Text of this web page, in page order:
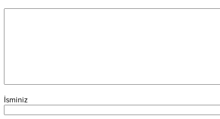
İsminiz